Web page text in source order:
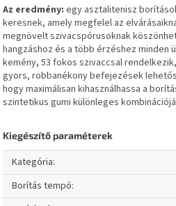
Az eredmény: egy asztalitenisz
keresnek, amely megfelel az
megnövelt szivacspórusoknak
hangzáshoz és a több érzéshez minden
kemény, 53 fokos szivaccsal
gyors, robbanékony befejezések
hogy maximálisan kihasználhassa a
szintetikus gumi különleges
Kiegészítő paraméterek
Kategória:
Borítás tempó: